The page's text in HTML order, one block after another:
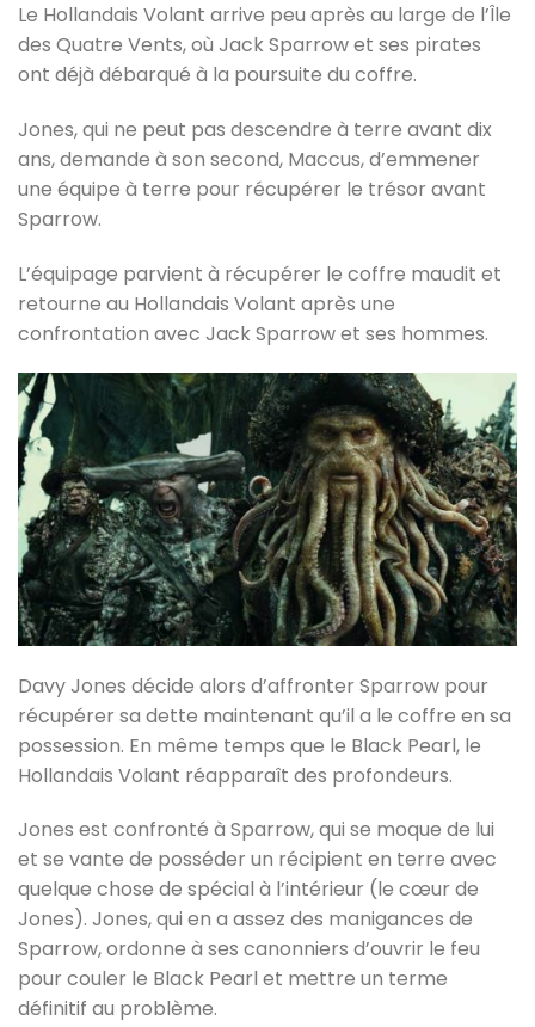
Le Hollandais Volant arrive peu après au large de l’Île
des Quatre Vents, où Jack Sparrow et ses pirates
ont déjà débarqué à la poursuite du coffre.
Jones, qui ne peut pas descendre à terre avant dix
ans, demande à son second, Maccus, d’emmener
une équipe à terre pour récupérer le trésor avant
Sparrow.
L’équipage parvient à récupérer le coffre maudit et
retourne au Hollandais Volant après une
confrontation avec Jack Sparrow et ses hommes.
Davy Jones décide alors d’affronter Sparrow pour
récupérer sa dette maintenant qu’il a le coffre en sa
possession. En même temps que le Black Pearl, le
Hollandais Volant réapparaît des profondeurs.
Jones est confronté à Sparrow, qui se moque de lui
et se vante de posséder un récipient en terre avec
quelque chose de spécial à l’intérieur (le cœur de
Jones). Jones, qui en a assez des manigances de
Sparrow, ordonne à ses canonniers d’ouvrir le feu
pour couler le Black Pearl et mettre un terme
définitif au problème.